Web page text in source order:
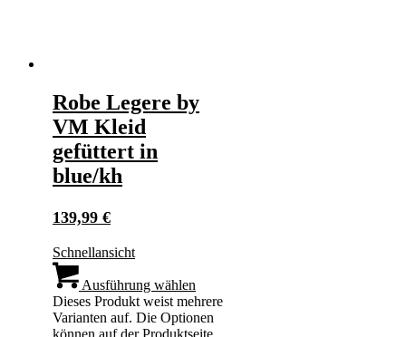
Robe Legere by
VM Kleid
gefüttert in
blue/kh
139,99 €
Schnellansicht
Ausführung wählen
Dieses Produkt weist mehrere
Varianten auf. Die Optionen